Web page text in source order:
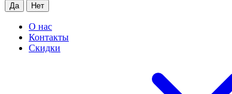
О нас
Контакты
Скидки